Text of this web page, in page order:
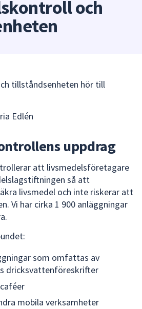
i
under
att
navigera
mellan
sökförslagen
och
enter
något
av
dem.
och
tillståndsenheten hör till
Edlén
uppdrag
att livsmedelsföretagare
så att
livsmedel och inte riskerar att
Vi har cirka 1 900 anläggningar
som omfattas av
dricksvattenföreskrifter
mobila verksamheter